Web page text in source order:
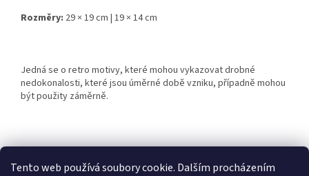
Tento web používá soubory cookie. Dalším procházením
Rozměry: 29 × 19 cm | 19 × 14 cm
Jedná se o retro motivy, které mohou vykazovat drobné
nedokonalosti, které jsou úměrné době vzniku, případně mohou
být použity záměrně.
Z
Retro-Darky.cz Krowki.cz